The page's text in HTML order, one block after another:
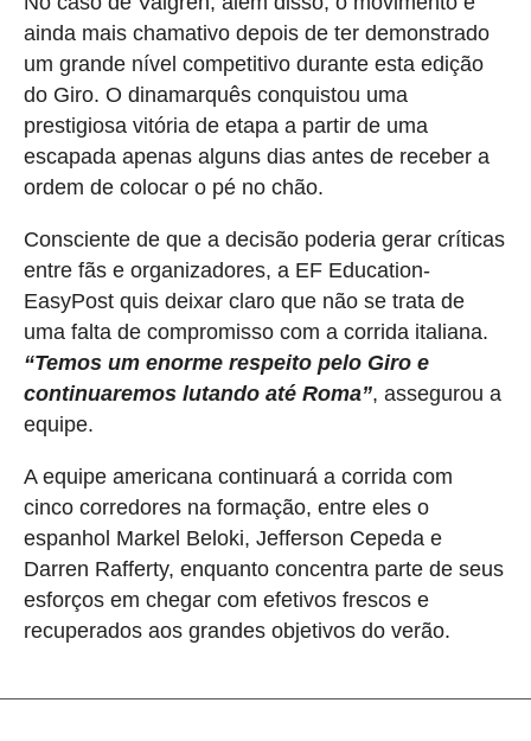
ainda mais chamativo depois de ter demonstrado
um grande nível competitivo durante esta edição
do Giro. O dinamarquês conquistou uma
prestigiosa vitória de etapa a partir de uma
escapada apenas alguns dias antes de receber a
ordem de colocar o pé no chão.
Consciente de que a decisão poderia gerar críticas
entre fãs e organizadores, a EF Education-
EasyPost quis deixar claro que não se trata de
uma falta de compromisso com a corrida italiana.
“Temos um enorme respeito pelo Giro e
continuaremos lutando até Roma”, assegurou a
equipe.
A equipe americana continuará a corrida com
cinco corredores na formação, entre eles o
espanhol Markel Beloki, Jefferson Cepeda e
Darren Rafferty, enquanto concentra parte de seus
esforços em chegar com efetivos frescos e
recuperados aos grandes objetivos do verão.